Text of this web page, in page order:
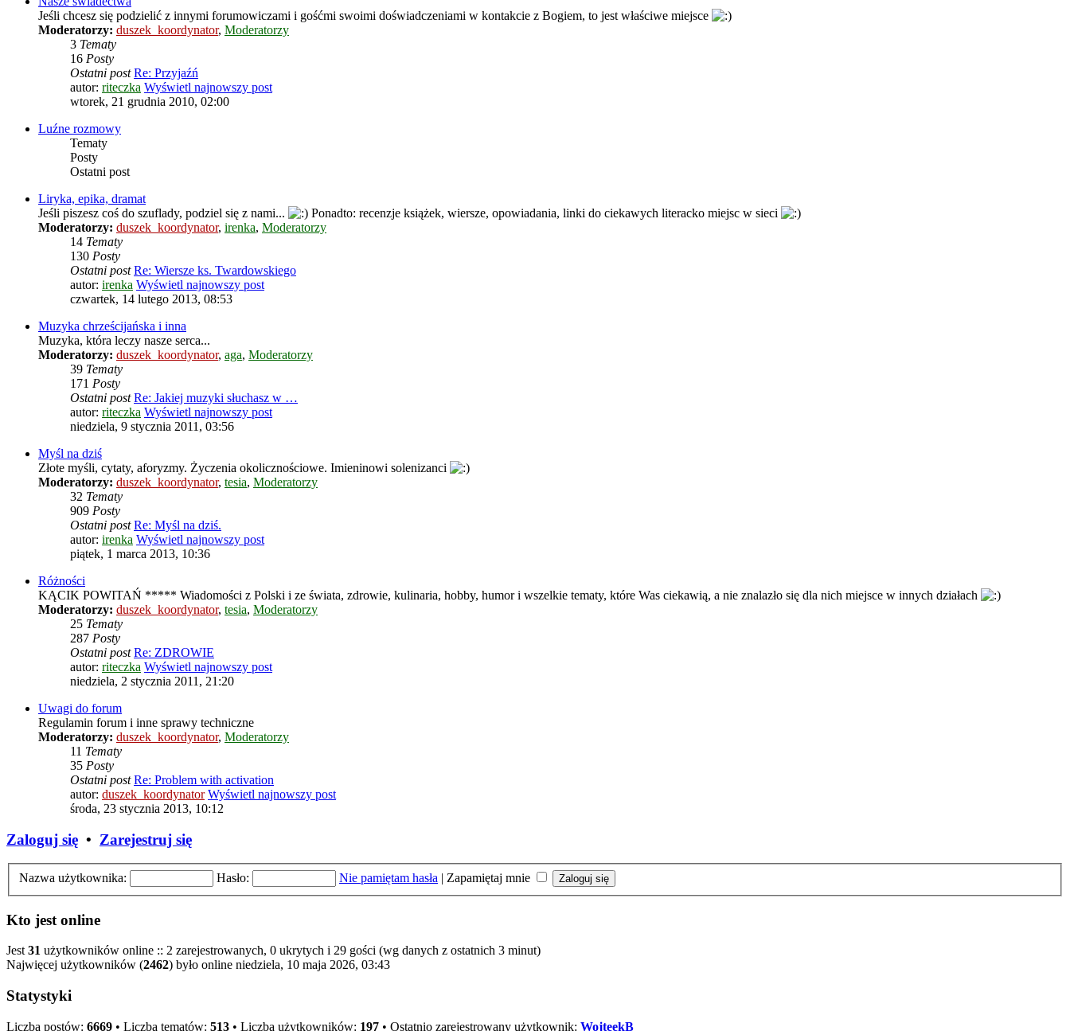
Jeśli chcesz się podzielić z innymi forumowiczami i gośćmi swoimi doświadczeniami w kontakcie z Bogiem, to jest właściwe miejsce
Moderatorzy: duszek_koordynator, Moderatorzy
3 Tematy
16 Posty
Ostatni post Re: Przyjaźń
autor: riteczka Wyświetl najnowszy post
wtorek, 21 grudnia 2010, 02:00
Luźne rozmowy
Tematy
Posty
Ostatni post
Liryka, epika, dramat
Jeśli piszesz coś do szuflady, podziel się z nami...
Ponadto: recenzje książek, wiersze, opowiadania, linki do ciekawych literacko miejsc w sieci
Moderatorzy: duszek_koordynator, irenka, Moderatorzy
14 Tematy
130 Posty
Ostatni post Re: Wiersze ks. Twardowskiego
autor: irenka Wyświetl najnowszy post
czwartek, 14 lutego 2013, 08:53
Muzyka chrześcijańska i inna
Muzyka, która leczy nasze serca...
Moderatorzy: duszek_koordynator, aga, Moderatorzy
39 Tematy
171 Posty
Ostatni post Re: Jakiej muzyki słuchasz w …
autor: riteczka Wyświetl najnowszy post
niedziela, 9 stycznia 2011, 03:56
Myśl na dziś
Złote myśli, cytaty, aforyzmy. Życzenia okolicznościowe. Imieninowi solenizanci
Moderatorzy: duszek_koordynator, tesia, Moderatorzy
32 Tematy
909 Posty
Ostatni post Re: Myśl na dziś.
autor: irenka Wyświetl najnowszy post
piątek, 1 marca 2013, 10:36
Różności
KĄCIK POWITAŃ ***** Wiadomości z Polski i ze świata, zdrowie, kulinaria, hobby, humor i wszelkie tematy, które Was ciekawią, a nie znalazło się dla nich miejsce w innych działach
Moderatorzy: duszek_koordynator, tesia, Moderatorzy
25 Tematy
287 Posty
Ostatni post Re: ZDROWIE
autor: riteczka Wyświetl najnowszy post
niedziela, 2 stycznia 2011, 21:20
Uwagi do forum
Regulamin forum i inne sprawy techniczne
Moderatorzy: duszek_koordynator, Moderatorzy
11 Tematy
35 Posty
Ostatni post Re: Problem with activation
autor: duszek_koordynator Wyświetl najnowszy post
środa, 23 stycznia 2013, 10:12
Zaloguj się • Zarejestruj się
Nazwa użytkownika: Hasło: Nie pamiętam hasła | Zapamiętaj mnie
Kto jest online
Jest 31 użytkowników online :: 2 zarejestrowanych, 0 ukrytych i 29 gości (wg danych z ostatnich 3 minut)
Najwięcej użytkowników (2462) było online niedziela, 10 maja 2026, 03:43
Statystyki
Liczba postów: 6669 • Liczba tematów: 513 • Liczba użytkowników: 197 • Ostatnio zarejestrowany użytkownik: WojteekB